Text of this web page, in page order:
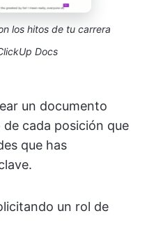
los hitos de tu carrera
Docs
un documento
cada posición que
que has
un rol de